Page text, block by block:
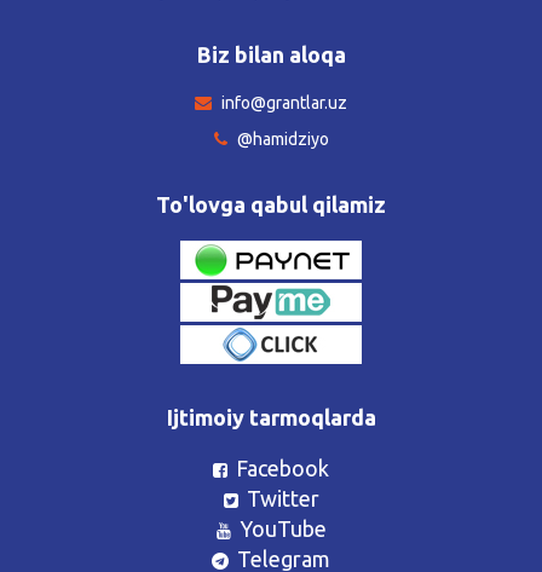
Biz bilan aloqa
info@grantlar.uz
@hamidziyo
To'lovga qabul qilamiz
Ijtimoiy tarmoqlarda
Facebook
Twitter
YouTube
Telegram